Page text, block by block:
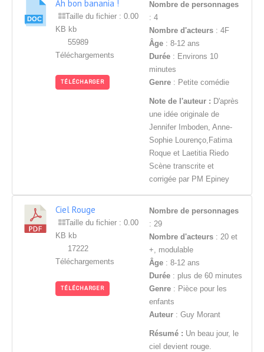
Ah bon banania !
Taille du fichier : 0.00
KB kb
55989
Téléchargements
TÉLÉCHARGER
Nombre de personnages
: 4
Nombre d'acteurs : 4F
Âge : 8-12 ans
Durée : Environs 10
minutes
Genre : Petite comédie
Note de l'auteur : D'après
une idée originale de
Jennifer Imboden, Anne-
Sophie Lourenço,Fatima
Roque et Laetitia Riedo
Scène transcrite et
corrigée par PM Epiney
Ciel Rouge
Taille du fichier : 0.00
KB kb
17222
Téléchargements
TÉLÉCHARGER
Nombre de personnages
: 29
Nombre d'acteurs : 20 et
+, modulable
Âge : 8-12 ans
Durée : plus de 60 minutes
Genre : Pièce pour les
enfants
Auteur : Guy Morant
Résumé : Un beau jour, le
ciel devient rouge.